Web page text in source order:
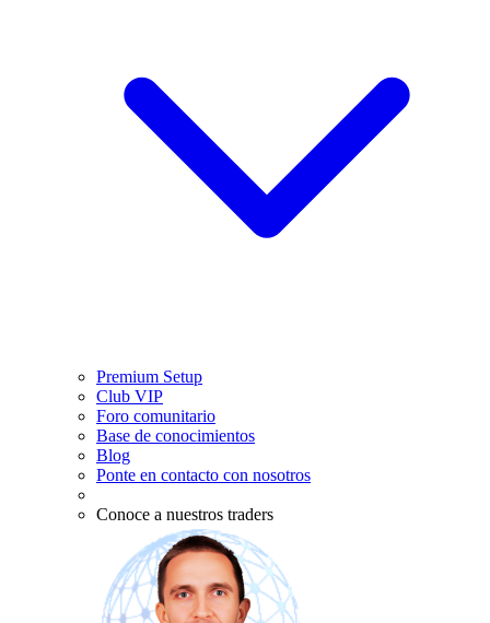
Premium Setup
Club VIP
Foro comunitario
Base de conocimientos
Blog
Ponte en contacto con nosotros
Conoce a nuestros traders